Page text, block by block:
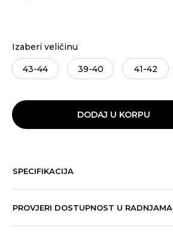
Izaberi veličinu
43-44 39-40 41-42
DODAJ U KORPU
SPECIFIKACIJA
PROVJERI DOSTUPNOST U RADNJAMA